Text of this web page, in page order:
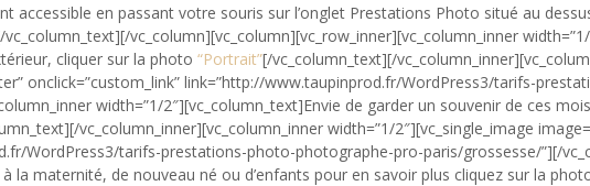
accessible en passant votre souris sur l’onglet Prestations Photo situé au
vc_column][vc_column][vc_row_inner][vc_column_inner
cliquer sur la photo “Portrait”[/vc_column_text][/
onclick=”custom_link” link=”http://www.taupinprod.fr/WordPress3/tarifs-
width=”1/2″][vc_column_text]Envie de garder un souvenir de ces
vc_column_inner][vc_column_inner width=”1/2″][vc_single_image
WordPress3/tarifs-prestations-photo-photographe-pro-paris/grossesse/”][/
la maternité, de nouveau né ou d’enfants pour en savoir plus cliquez sur la